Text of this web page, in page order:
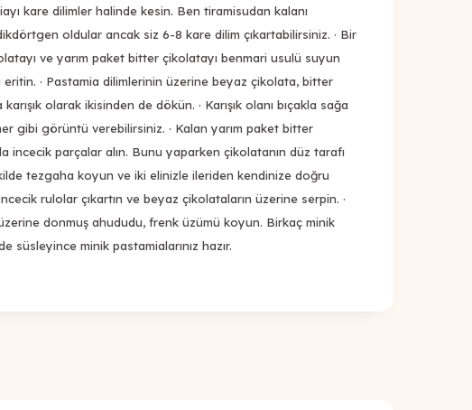
kare dilimler halinde kesin. Ben tiramisudan kalanı
oldular ancak siz 6-8 kare dilim çıkartabilirsiniz. · Bir
ve yarım paket bitter çikolatayı benmari usulü suyun
eritin. · Pastamia dilimlerinin üzerine beyaz çikolata, bitter
olarak ikisinden de dökün. · Karışık olanı bıçakla sağa
gibi görüntü verebilirsiniz. · Kalan yarım paket bitter
incecik parçalar alın. Bunu yaparken çikolatanın düz tarafı
tezgaha koyun ve iki elinizle ileriden kendinize doğru
rulolar çıkartın ve beyaz çikolataların üzerine serpin. ·
donmuş ahududu, frenk üzümü koyun. Birkaç minik
süsleyince minik pastamialarınız hazır.